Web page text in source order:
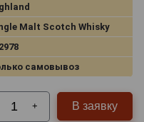
Malt Scotch Whisky
самовывоз
+ В заявку